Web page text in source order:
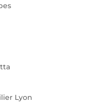
Lyon